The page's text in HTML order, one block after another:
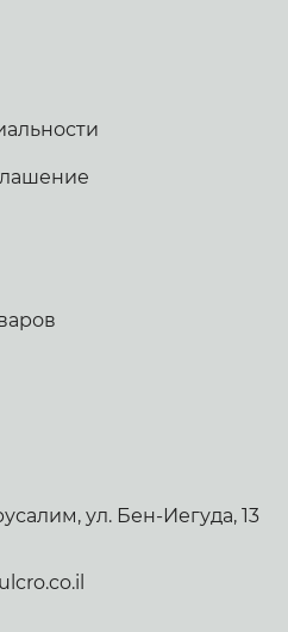
ул. Бен-Иегуда, 13